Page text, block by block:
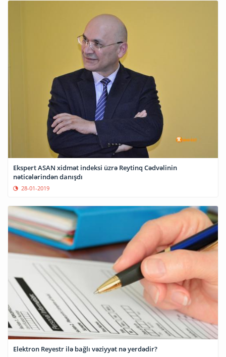
Ekspert ASAN xidmət indeksi üzrə Reytinq Cədvəlinin
nəticələrindən danışdı
28-01-2019
Elektron Reyestr ilə bağlı vəziyyət nə yerdədir?